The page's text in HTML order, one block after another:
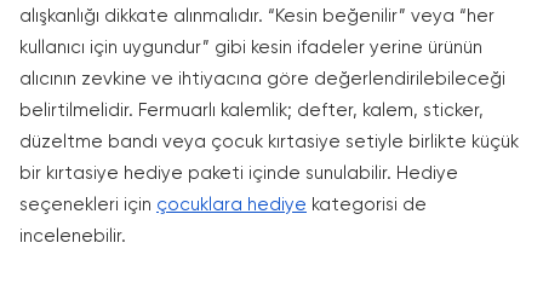
alışkanlığı dikkate alınmalıdır. “Kesin beğenilir” veya “her
kullanıcı için uygundur” gibi kesin ifadeler yerine ürünün
alıcının zevkine ve ihtiyacına göre değerlendirilebileceği
belirtilmelidir. Fermuarlı kalemlik; defter, kalem, sticker,
düzeltme bandı veya çocuk kırtasiye setiyle birlikte küçük
bir kırtasiye hediye paketi içinde sunulabilir. Hediye
seçenekleri için çocuklara hediye kategorisi de
incelenebilir.